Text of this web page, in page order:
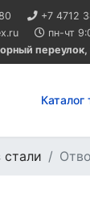
+7 4712
пн-чт
переулок,
Каталог